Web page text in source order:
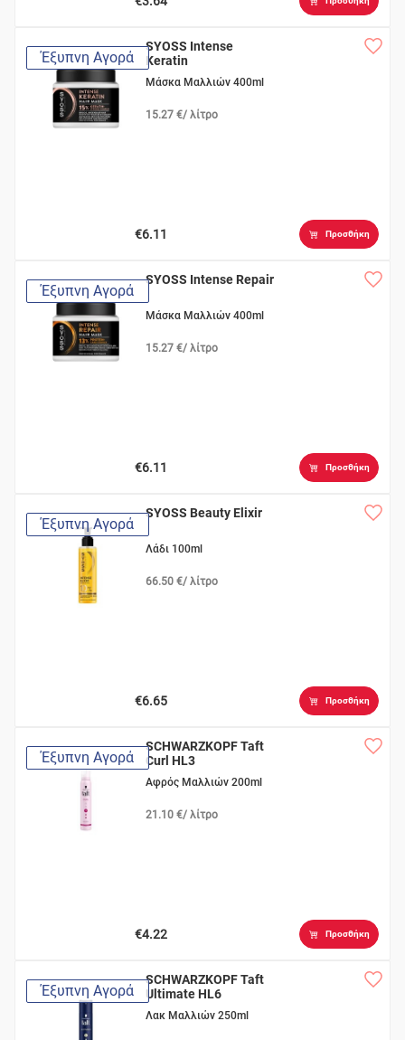
Έξυπνη Αγορά
SYOSS Intense
Keratin
Μάσκα Μαλλιών 400ml
15.27 €/ λίτρο
€6.11 Προσθήκη
Έξυπνη Αγορά
SYOSS Intense Repair
Μάσκα Μαλλιών 400ml
15.27 €/ λίτρο
€6.11 Προσθήκη
Έξυπνη Αγορά
SYOSS Beauty Elixir
Λάδι 100ml
66.50 €/ λίτρο
€6.65 Προσθήκη
Έξυπνη Αγορά
SCHWARZKOPF Taft
Curl HL3
Αφρός Μαλλιών 200ml
21.10 €/ λίτρο
€4.22 Προσθήκη
Έξυπνη Αγορά
SCHWARZKOPF Taft
Ultimate HL6
Λακ Μαλλιών 250ml